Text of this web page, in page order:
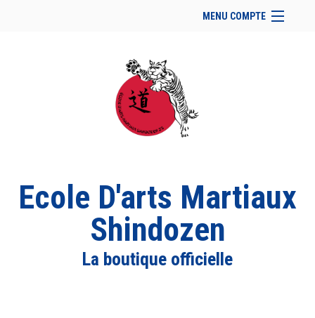
MENU COMPTE
Retour à notre site
Facebook
Se connecter
Panier ( vide)
Ecole D'arts Martiaux
Shindozen
La boutique officielle